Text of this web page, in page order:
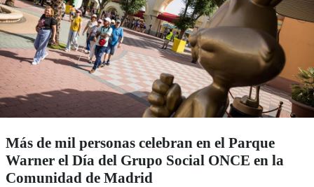
Más de mil personas celebran en el Parque
Warner el Día del Grupo Social ONCE en la
Comunidad de Madrid